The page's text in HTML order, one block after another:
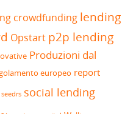
crowdfunding lending
Opstart p2p lending
Produzioni dal
europeo report
seedrs social lending